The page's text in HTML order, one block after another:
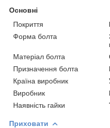
Основні
Покриття
Форма болта
Матеріал болта
Призначення болта
Країна виробник
Виробник
Наявність гайки
Приховати